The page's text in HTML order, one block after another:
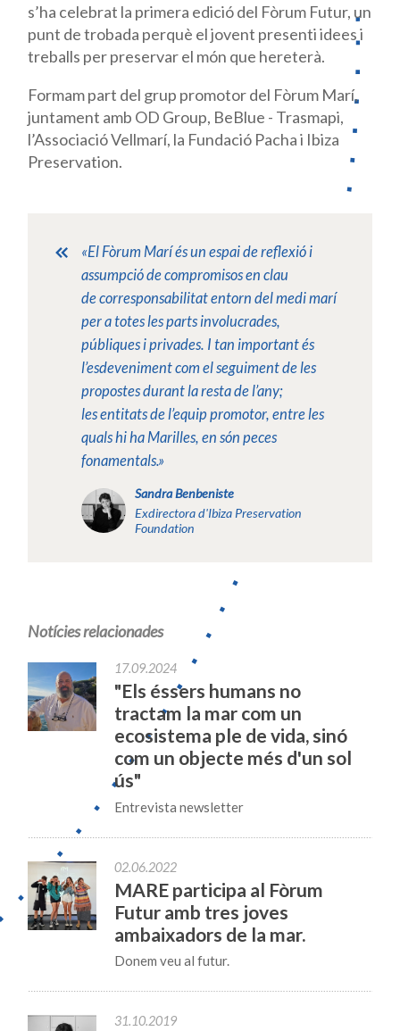
s’ha celebrat la primera edició del Fòrum Futur, un
punt de trobada perquè el jovent presenti idees i
treballs per preservar el món que hereterà.
Formam part del grup promotor del Fòrum Marí,
juntament amb OD Group, BeBlue - Trasmapi,
l’Associació Vellmarí, la Fundació Pacha i Ibiza
Preservation.
«El Fòrum Marí és un espai de reflexió i
assumpció de compromisos en clau
de corresponsabilitat entorn del medi marí
per a totes les parts involucrades,
públiques i privades. I tan important és
l’esdeveniment com el seguiment de les
propostes durant la resta de l’any;
les entitats de l’equip promotor, entre les
quals hi ha Marilles, en són peces
fonamentals.»
Sandra Benbeniste
Exdirectora d'Ibiza Preservation
Foundation
Notícies relacionades
17.09.2024
"Els éssers humans no
tractam la mar com un
ecosistema ple de vida, sinó
com un objecte més d'un sol
ús"
Entrevista newsletter
02.06.2022
MARE participa al Fòrum
Futur amb tres joves
ambaixadors de la mar.
Donem veu al futur.
31.10.2019